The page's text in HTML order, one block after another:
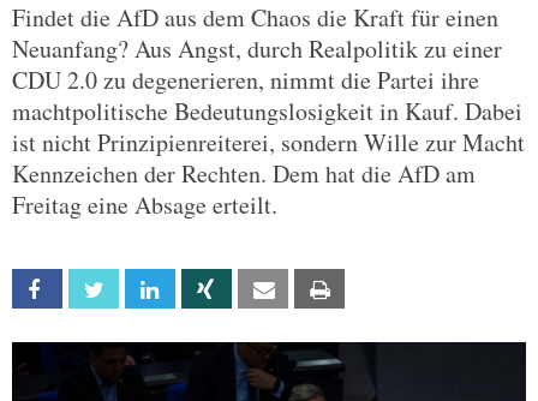
Findet die AfD aus dem Chaos die Kraft für einen
Neuanfang? Aus Angst, durch Realpolitik zu einer
CDU 2.0 zu degenerieren, nimmt die Partei ihre
machtpolitische Bedeutungslosigkeit in Kauf. Dabei
ist nicht Prinzipienreiterei, sondern Wille zur Macht
Kennzeichen der Rechten. Dem hat die AfD am
Freitag eine Absage erteilt.
Facebook Twitter Linkedin Xing Email